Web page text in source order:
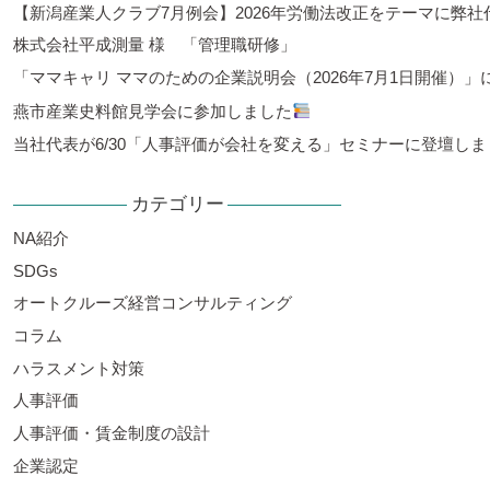
【新潟産業人クラブ7月例会】2026年労働法改正をテーマに弊
株式会社平成測量 様 「管理職研修」
「ママキャリ ママのための企業説明会（2026年7月1日開催）」
燕市産業史料館見学会に参加しました
当社代表が6/30「人事評価が会社を変える」セミナーに登壇し
カテゴリー
NA紹介
SDGs
オートクルーズ経営コンサルティング
コラム
ハラスメント対策
人事評価
人事評価・賃金制度の設計
企業認定